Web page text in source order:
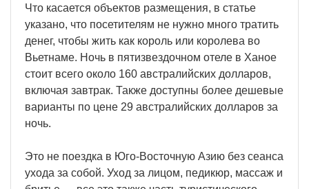
Что касается объектов размещения, в статье
указано, что посетителям не нужно много тратить
денег, чтобы жить как король или королева во
Вьетнаме. Ночь в пятизвездочном отеле в Ханое
стоит всего около 160 австралийских долларов,
включая завтрак. Также доступны более дешевые
варианты по цене 29 австралийских долларов за
ночь.
Это не поездка в Юго-Восточную Азию без сеанса
ухода за собой. Уход за лицом, педикюр, массаж и